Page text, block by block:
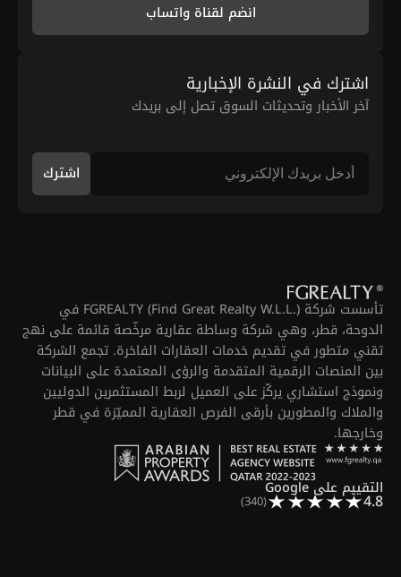
انضم لقناة واتساب
اشترك في النشرة الإخبارية
آخر الأخبار وتحديثات السوق تصل إلى بريدك
اشترك
تأسست شركة FGREALTY (Find Great Realty W.L.L.) في
الدوحة، قطر، وهي شركة وساطة عقارية مرخّصة قائمة على نهج
تقني متطور في تقديم خدمات العقارات الفاخرة. تجمع الشركة
بين المنصات الرقمية المتقدمة والرؤى المعتمدة على البيانات
ونموذج استشاري يركّز على العميل لربط المستثمرين الدوليين
والملاك والمطورين بأرقى الفرص العقارية المميّزة في قطر
وخارجها.
التقييم على Google
4.8
(340)